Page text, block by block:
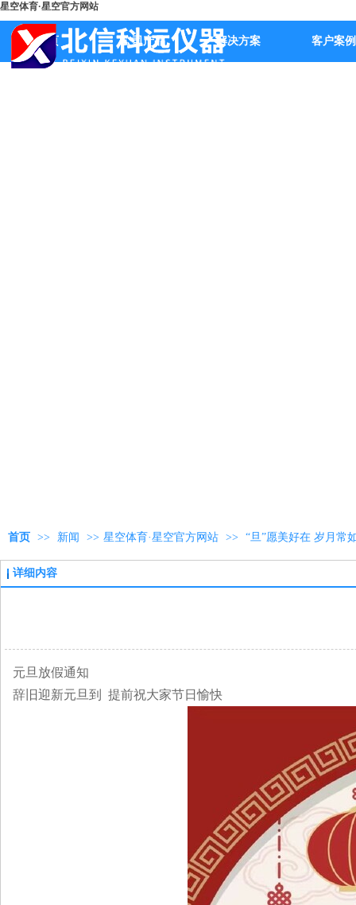
星空体育·星空官方网站
首页 公司产品 解决方案 客户案例
首页 >> 新闻 >> 星空体育·星空官方网站 >> “旦”愿美好在 岁月常
详细内容
元旦放假通知
辞旧迎新元旦到 提前祝大家节日愉快